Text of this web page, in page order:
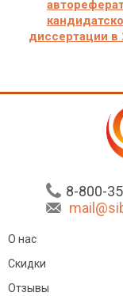
диссертации в
8-800-
О нас
Скидки
Отзывы